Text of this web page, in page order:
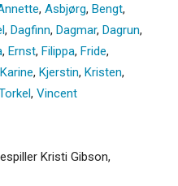
, Asbjørg, Bengt,
, Dagfinn, Dagmar, Dagrun,
, Ernst, Filippa, Fride,
Karine, Kjerstin, Kristen,
, Vincent
Kristi Gibson,